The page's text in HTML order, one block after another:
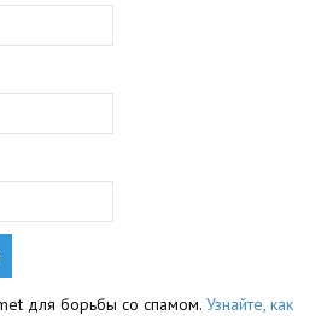
для борьбы со спамом. Узнайте, как